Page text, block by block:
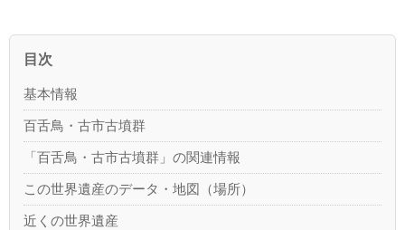
目次
基本情報
百舌鳥・古市古墳群
「百舌鳥・古市古墳群」の関連情報
この世界遺産のデータ・地図（場所）
近くの世界遺産